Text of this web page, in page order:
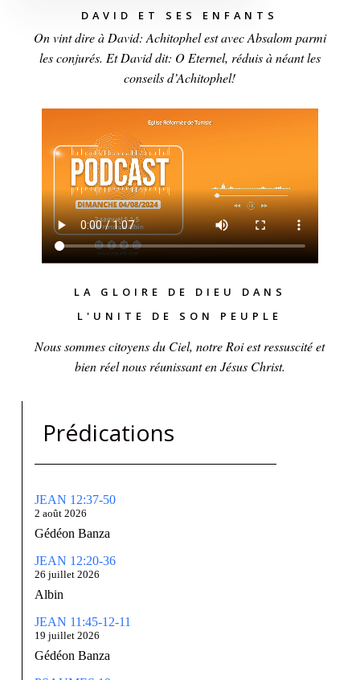
DAVID ET SES ENFANTS
On vint dire à David: Achitophel est avec Absalom parmi
les conjurés. Et David dit: O Eternel, réduis à néant les
conseils d’Achitophel!
LA GLOIRE DE DIEU DANS
L'UNITE DE SON PEUPLE
Nous sommes citoyens du Ciel, notre Roi est ressuscité et
bien réel nous réunissant en Jésus Christ.
Prédications
JEAN 12:37-50
2 août 2026
Gédéon Banza
JEAN 12:20-36
26 juillet 2026
Albin
JEAN 11:45-12-11
19 juillet 2026
Gédéon Banza